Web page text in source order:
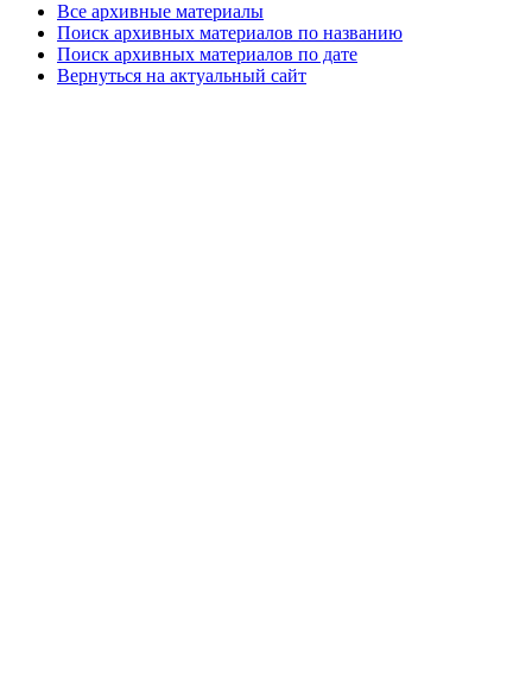
Все архивные материалы
Поиск архивных материалов по названию
Поиск архивных материалов по дате
Вернуться на актуальный сайт